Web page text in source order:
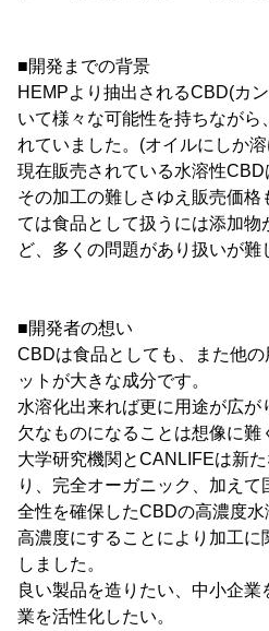
■開発までの背景
HEMPより抽出されるCBD(カ
いて様々な可能性を持ちながら
れていました。(オイルにしか
現在販売されている水溶性
その加工の難しさゆえ販売価
ては食品として扱うには添加物
ど、多くの問題があり扱いが難
■開発者の想い
CBDは食品としても、また他の
ットが大きな成分です。
水溶化出来れば更に用途が広
欠なものになることは想像に難
大学研究機関とCANLIFEは新
り、完全オーガニック、加え
全性を確保したCBDの高濃度水
高濃度にすることにより加工に
しました。
良い製品を造りたい、中小企
業を活性化したい。